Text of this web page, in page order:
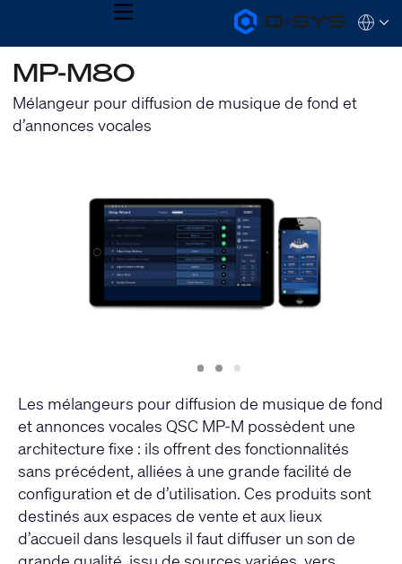
Q-
SYS
MENU
QSYS.com (English)
India (English)
Deutsch
Español
Français
MP-M80
Mélangeur pour diffusion de musique de fond et
d’annonces vocales
Slide
1 Slide
2 Slide
3
Les mélangeurs pour diffusion de musique de fond
et annonces vocales QSC MP-M possèdent une
architecture fixe : ils offrent des fonctionnalités
sans précédent, alliées à une grande facilité de
configuration et de d’utilisation. Ces produits sont
destinés aux espaces de vente et aux lieux
d’accueil dans lesquels il faut diffuser un son de